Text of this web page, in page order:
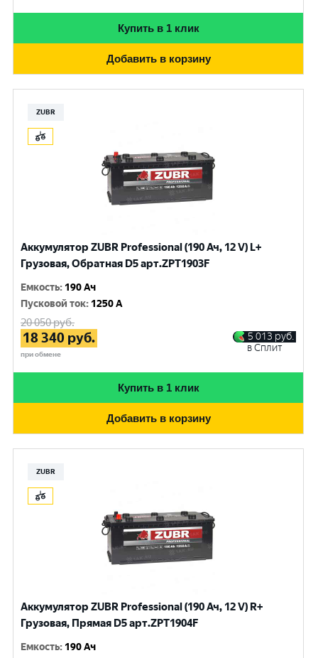
Купить в 1 клик
Добавить в корзину
ZUBR
Аккумулятор ZUBR Professional (190 Ач, 12 V) L+
Грузовая, Обратная D5 арт.ZPT1903F
Емкость: 190 Ач
Пусковой ток: 1250 A
20 050руб.
18 340 руб.
при обмене
5 013 руб.
в Сплит
Купить в 1 клик
Добавить в корзину
ZUBR
Аккумулятор ZUBR Professional (190 Ач, 12 V) R+
Грузовая, Прямая D5 арт.ZPT1904F
Емкость: 190 Ач